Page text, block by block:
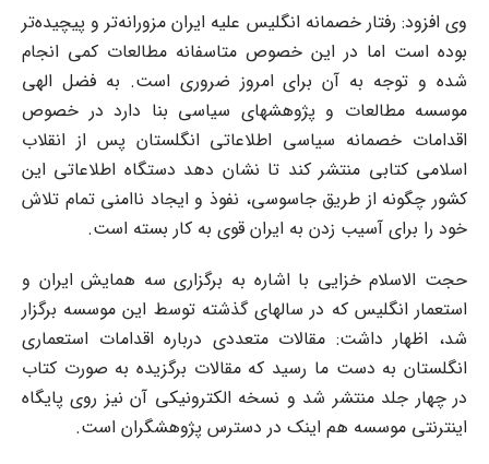
وی افزود: رفتار خصمانه انگلیس علیه ایران مزورانه‌تر و پیچیده‌تر
بوده است اما در این خصوص متاسفانه مطالعات کمی انجام
شده و توجه به آن برای امروز ضروری است. به فضل الهی
موسسه مطالعات و پژوهشهای سیاسی بنا دارد در خصوص
اقدامات خصمانه سیاسی اطلاعاتی انگلستان پس از انقلاب
اسلامی کتابی منتشر کند تا نشان دهد دستگاه اطلاعاتی این
کشور چگونه از طریق جاسوسی، نفوذ و ایجاد ناامنی تمام تلاش
خود را برای آسیب زدن به ایران قوی به کار بسته است.
حجت الاسلام خزایی با اشاره به برگزاری سه همایش‌ ایران و
استعمار انگلیس که در سالهای گذشته توسط این موسسه برگزار
شد، اظهار داشت: مقالات متعددی درباره اقدامات استعماری
انگلستان به دست ما رسید که مقالات برگزیده به صورت کتاب
در چهار جلد منتشر شد و نسخه الکترونیکی آن نیز روی پایگاه
اینترنتی موسسه هم اینک در دسترس پژوهشگران است.